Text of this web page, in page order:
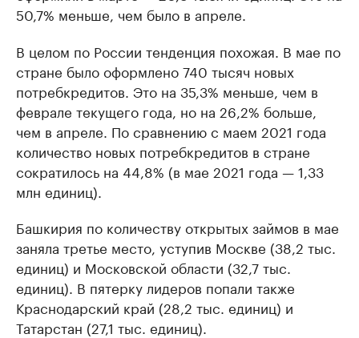
50,7% меньше, чем было в апреле.
В целом по России тенденция похожая. В мае по
стране было оформлено 740 тысяч новых
потребкредитов. Это на 35,3% меньше, чем в
феврале текущего года, но на 26,2% больше,
чем в апреле. По сравнению с маем 2021 года
количество новых потребкредитов в стране
сократилось на 44,8% (в мае 2021 года — 1,33
млн единиц).
Башкирия по количеству открытых займов в мае
заняла третье место, уступив Москве (38,2 тыс.
единиц) и Московской области (32,7 тыс.
единиц). В пятерку лидеров попали также
Краснодарский край (28,2 тыс. единиц) и
Татарстан (27,1 тыс. единиц).